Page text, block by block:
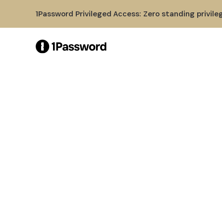
1Password Privileged Access: Zero standing